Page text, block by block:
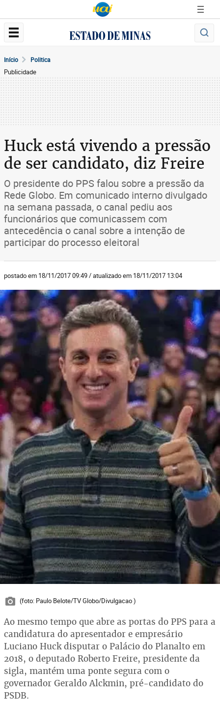
Início Politica
Publicidade
Huck está vivendo a pressão
de ser candidato, diz Freire
O presidente do PPS falou sobre a pressão da
Rede Globo. Em comunicado interno divulgado
na semana passada, o canal pediu aos
funcionários que comunicassem com
antecedência o canal sobre a intenção de
participar do processo eleitoral
postado em 18/11/2017 09:49 / atualizado em 18/11/2017 13:04
(foto: Paulo Belote/TV Globo/Divulgacao )
Ao mesmo tempo que abre as portas do PPS para a
candidatura do apresentador e empresário
Luciano Huck disputar o Palácio do Planalto em
2018, o deputado Roberto Freire, presidente da
sigla, mantém uma ponte segura com o
governador Geraldo Alckmin, pré-candidato do
PSDB.